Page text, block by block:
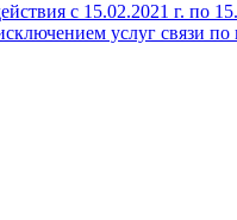
с 15.02.2021 г. по
услуг связи по